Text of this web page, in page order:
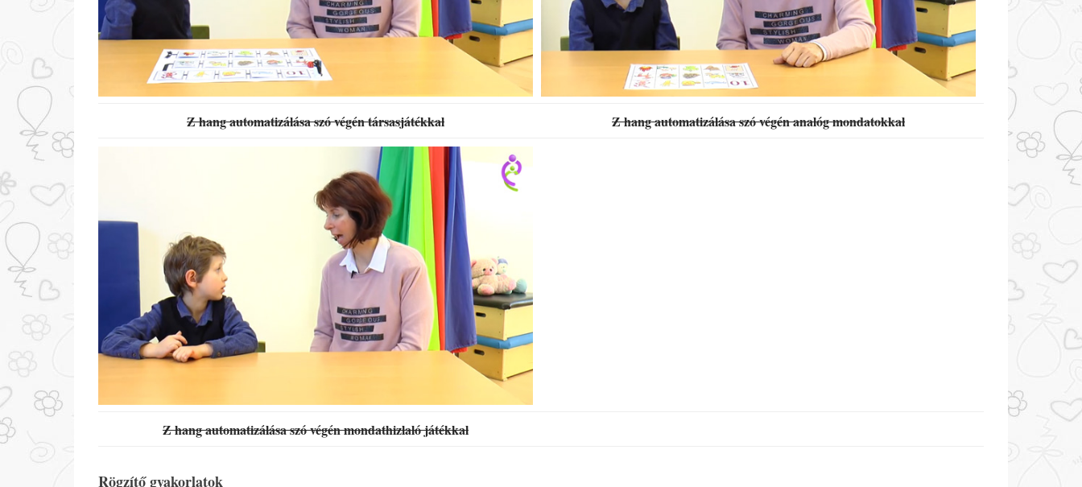
Z hang automatizálása szó végén társasjátékkal Z hang automatizálása szó végén analóg mondatokkal
Z hang automatizálása szó végén mondathizlaló játékkal
Rögzítő gyakorlatok